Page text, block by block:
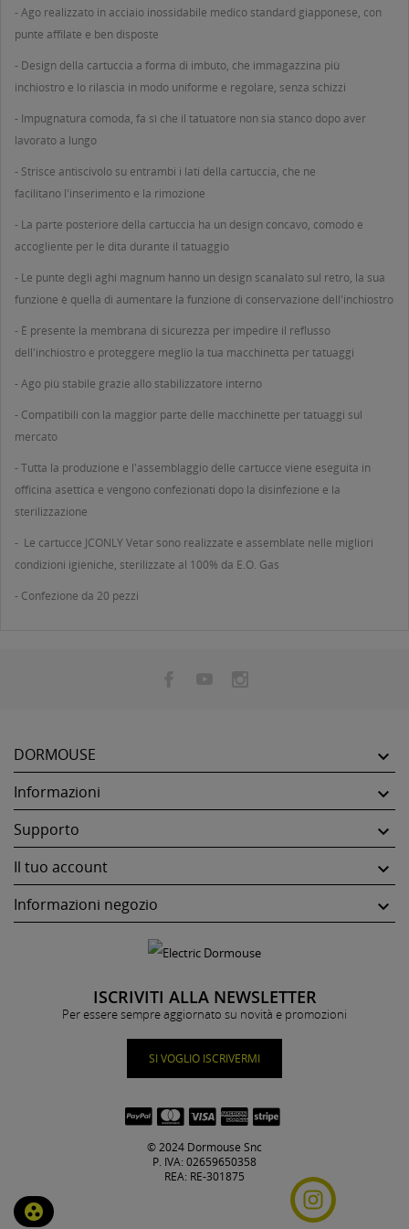
- Ago realizzato in acciaio inossidabile medico standard giapponese, con
punte affilate e ben disposte
- Design della cartuccia a forma di imbuto, che immagazzina più
inchiostro e lo rilascia in modo uniforme e regolare, senza schizzi
- Impugnatura comoda, fa sì che il tatuatore non sia stanco dopo aver
lavorato a lungo
- Strisce antiscivolo su entrambi i lati della cartuccia, che ne
facilitano l'inserimento e la rimozione
- La parte posteriore della cartuccia ha un design concavo, comodo e
accogliente per le dita durante il tatuaggio
- Le punte degli aghi magnum hanno un design scanalato sul retro, la sua
funzione è quella di aumentare la funzione di conservazione dell'inchiostro
- È presente la membrana di sicurezza per impedire il reflusso
dell'inchiostro e proteggere meglio la tua macchinetta per tatuaggi
- Ago più stabile grazie allo stabilizzatore interno
- Compatibili con la maggior parte delle macchinette per tatuaggi sul
mercato
- Tutta la produzione e l'assemblaggio delle cartucce viene eseguita in
officina asettica e vengono confezionati dopo la disinfezione e la
sterilizzazione
- Le cartucce JCONLY Vetar sono realizzate e assemblate nelle migliori
condizioni igieniche, sterilizzate al 100% da E.O. Gas
- Confezione da 20 pezzi
DORMOUSE 
Informazioni 
Supporto 
Il tuo account 
Informazioni negozio 
ISCRIVITI ALLA NEWSLETTER
Per essere sempre aggiornato su novità e promozioni
SI VOGLIO ISCRIVERMI
© 2024 Dormouse Snc
P. IVA: 02659650358
REA: RE-301875
group_work